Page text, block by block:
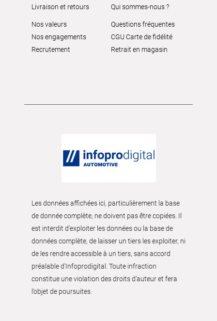
Livraison et retours
Qui sommes-nous ?
Nos valeurs
Nos engagements
Recrutement
Questions fréquentes
CGU Carte de fidélité
Retrait en magasin
Les données affichées ici, particulièrement la base
de donnée complète, ne doivent pas être copiées. Il
est interdit d’exploiter les données ou la base de
données complète, de laisser un tiers les exploiter, ni
de les rendre accessible à un tiers, sans accord
préalable d'Infoprodigital. Toute infraction
constitue une violation des droits d’auteur et fera
l’objet de poursuites.